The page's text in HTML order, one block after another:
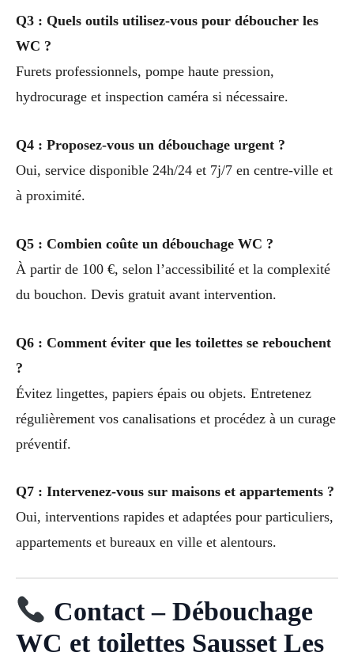
Q3 : Quels outils utilisez-vous pour déboucher les
WC ?
Furets professionnels, pompe haute pression,
hydrocurage et inspection caméra si nécessaire.
Q4 : Proposez-vous un débouchage urgent ?
Oui, service disponible 24h/24 et 7j/7 en centre-ville et
à proximité.
Q5 : Combien coûte un débouchage WC ?
À partir de 100 €, selon l’accessibilité et la complexité
du bouchon. Devis gratuit avant intervention.
Q6 : Comment éviter que les toilettes se rebouchent
?
Évitez lingettes, papiers épais ou objets. Entretenez
régulièrement vos canalisations et procédez à un curage
préventif.
Q7 : Intervenez-vous sur maisons et appartements ?
Oui, interventions rapides et adaptées pour particuliers,
appartements et bureaux en ville et alentours.
Contact – Débouchage
WC et toilettes Sausset Les